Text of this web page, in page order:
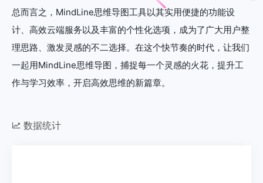
总而言之，MindLine思维导图工具以其实用便捷的功能设
计、高效云端服务以及丰富的个性化选项，成为了广大用户整
理思路、激发灵感的不二选择。在这个快节奏的时代，让我们
一起用MindLine思维导图，捕捉每一个灵感的火花，提升工
作与学习效率，开启高效思维的新篇章。
数据统计